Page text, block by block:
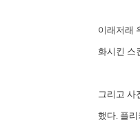
이래저래
화시킨 스
그리고 사
했다. 플